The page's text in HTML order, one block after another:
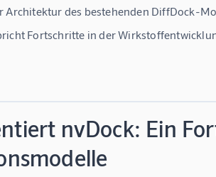
Architektur des bestehenden DiffDock-
Fortschritte in der
nvDock: Ein